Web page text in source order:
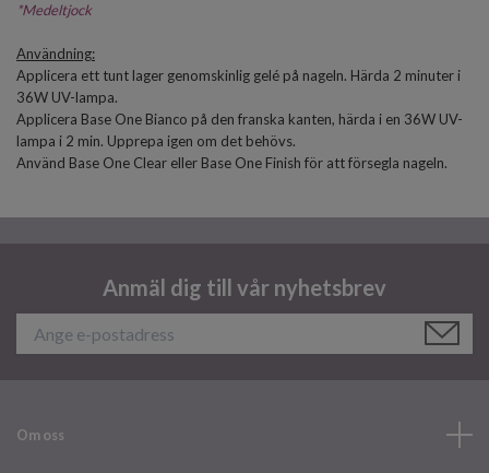
*Medeltjock
Användning:
Applicera ett tunt lager genomskinlig gelé på nageln. Härda 2 minuter i
36W UV-lampa.
Applicera Base One Bianco på den franska kanten, härda i en 36W UV-
lampa i 2 min. Upprepa igen om det behövs.
Använd Base One Clear eller Base One Finish för att försegla nageln.
Anmäl dig till vår nyhetsbrev
Om oss